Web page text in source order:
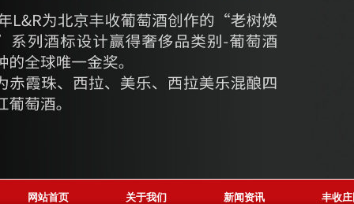
网站首页 关于我们 新闻资讯 丰收